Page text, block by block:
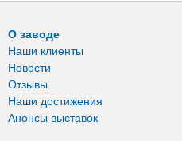
О заводе
Наши клиенты
Новости
Отзывы
Наши достижения
Анонсы выставок